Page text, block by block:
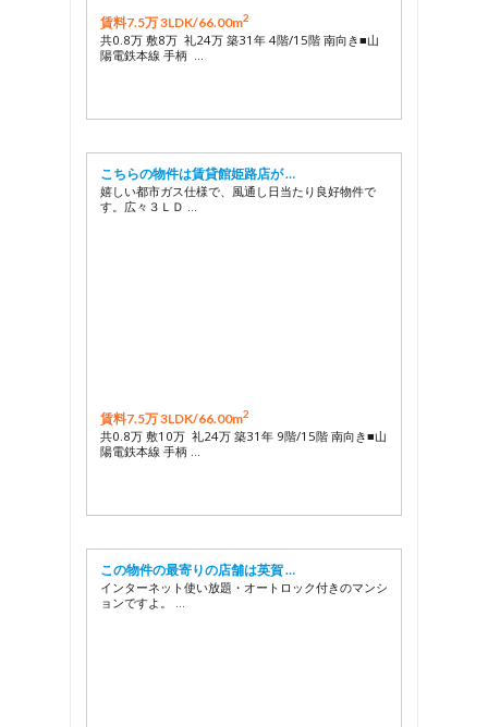
賃料7.5万 3LDK/66.00m2
共0.8万 敷8万 礼24万 築31年 4階/15階 南向き■山
陽電鉄本線 手柄 …
こちらの物件は賃貸館姫路店が …
嬉しい都市ガス仕様で、風通し日当たり良好物件で
す。広々３ＬＤ …
賃料7.5万 3LDK/66.00m2
共0.8万 敷10万 礼24万 築31年 9階/15階 南向き■山
陽電鉄本線 手柄 …
この物件の最寄りの店舗は英賀 …
インターネット使い放題・オートロック付きのマンシ
ョンですよ。 …